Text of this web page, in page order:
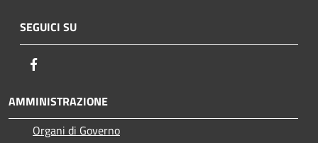
SEGUICI SU
AMMINISTRAZIONE
Organi di Governo